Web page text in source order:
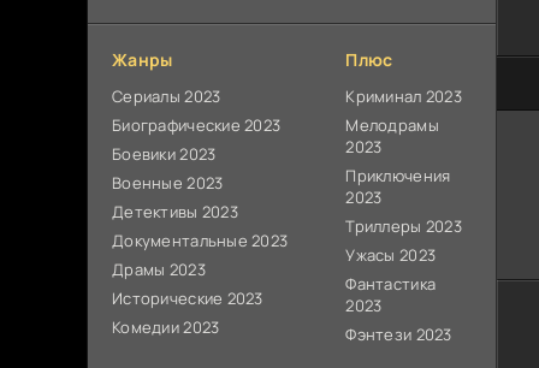
Жанры
Сериалы 2023
Биографические 2023
Боевики 2023
Военные 2023
Детективы 2023
Документальные 2023
Драмы 2023
Исторические 2023
Комедии 2023
Плюс
Криминал 2023
Мелодрамы
2023
Приключения
2023
Триллеры 2023
Ужасы 2023
Фантастика
2023
Фэнтези 2023